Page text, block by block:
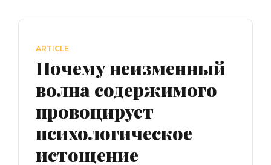
ARTICLE
Почему неизменный
волна содержимого
провоцирует
психологическое
истощение